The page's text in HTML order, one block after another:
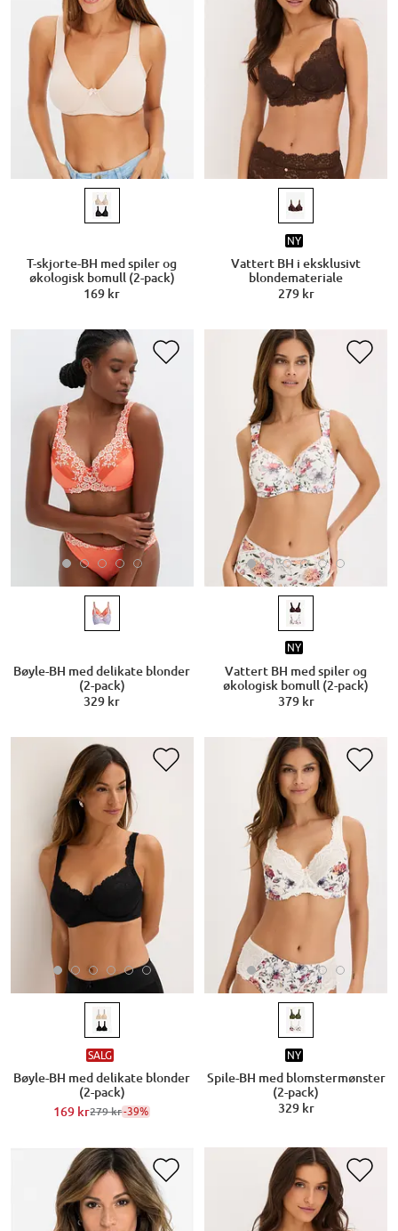
T-skjorte-BH med spiler og
økologisk bomull (2-pack)
169 kr
NY
Vattert BH i eksklusivt
blondemateriale
279 kr
Bøyle-BH med delikate blonder
(2-pack)
329 kr
NY
Vattert BH med spiler og
økologisk bomull (2-pack)
379 kr
SALG
Bøyle-BH med delikate blonder
(2-pack)
169 kr279 kr-39%
NY
Spile-BH med blomstermønster
(2-pack)
329 kr